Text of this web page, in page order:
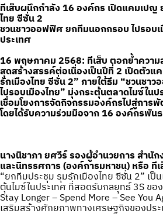
ทีเส็บผนึกกำลัง 16 องค์กร เปิดแคมเปญ
ไทย ซีซั่น 2
ชวนชาวออฟฟิศ ยกทีมนอกกรอบ ไปรอบเ
ประเทศ
16 พฤษภาคม 2568: ทีเส็บ ตอกย้ำควา
สุดสร้างสรรค์ต่อเนื่องเป็นปีที่ 2 เปิดตัวแ
รักเมืองไทย ซีซั่น 2” ภายใต้ธีม “ชวนช
ไปรอบเมืองไทย” มุ่งกระตุ้นตลาดไมซ์ใน
เชื่อมโยงการจัดกิจกรรมองค์กรไปสู่กา
โดยได้รับความร่วมมือจาก 16 องค์กรพัน
นางนิชาภา ยศวีร์ รองผู้อำนวยการ สำนัก
และนิทรรศการ (องค์การมหาชน) หรือ ที
“ยกทีมประชุม รุมรักเมืองไทย ซีซั่น 2” เ
ตุ้นไมซ์ในประเทศ ที่สอดรับกลยุทธ์ 3S ขอ
Stay Longer – Spend More – See You
เสริมสร้างศักยภาพทางเศรษฐกิจของปร